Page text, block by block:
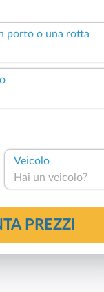
porto o una rotta
Veicolo
Hai un veicolo?
PREZZI